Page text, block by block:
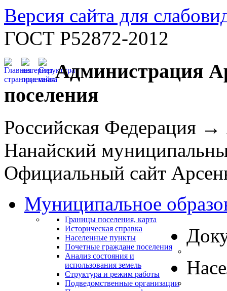
Версия сайта для
ГОСТ Р52872-2012
Администрация
поселения
Российская Федерация
Нанайский
Официальный сайт
Муниципальное
Границы поселения, карта
Историческая справка
Населенные пункты
Почетные граждане поселения
Анализ состояния и
использования земель
Структура и режим работы
Подведомственные организации